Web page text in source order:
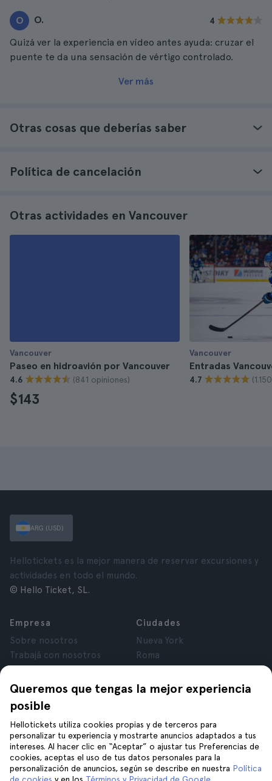
O O. 4
Quizá ver la experiencia en vídeo antes ayuda: cruzar el
puente te da una sensación de vértigo controlado.
Ver más
Otras cosas que deberías saber
Política de cancelación
Otras actividades en Vancouver
Vancouver
Paseo en hidroavión por Vancouver
4.6 (841 opiniones)
$143
Vancouver
Entradas
4.7
Queremos que tengas la mejor experiencia
posible
Hellotickets utiliza cookies propias y de terceros para
personalizar tu experiencia y mostrarte anuncios adaptados a tus
intereses. Al hacer clic en “Aceptar” o ajustar tus Preferencias de
cookies, aceptas el uso de tus datos personales para la
personalización de anuncios, según se describe en nuestra Política
ARG (USD)
Hellotickets es la mejor manera de reservar excursiones y
actividades en todo el mundo.
© Hello Ticket, SL.
Empresa
Sobre nosotros
Trabajá con nosotros
Opiniones
Privacidad
Términos y Condiciones
Aviso Legal
Cookies
Ciudades
Nueva York
Roma
Londres
Granada
Tenerife
Ayuda Unite a nosotros en